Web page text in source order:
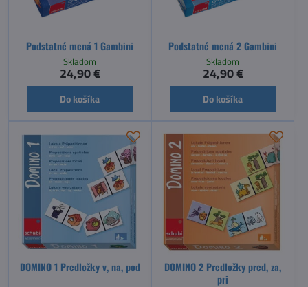
Podstatné mená 1 Gambini
Skladom
24,90 €
Do košíka
Podstatné mená 2 Gambini
Skladom
24,90 €
Do košíka
DOMINO 1 Predložky v, na, pod
DOMINO 2 Predložky pred, za,
pri